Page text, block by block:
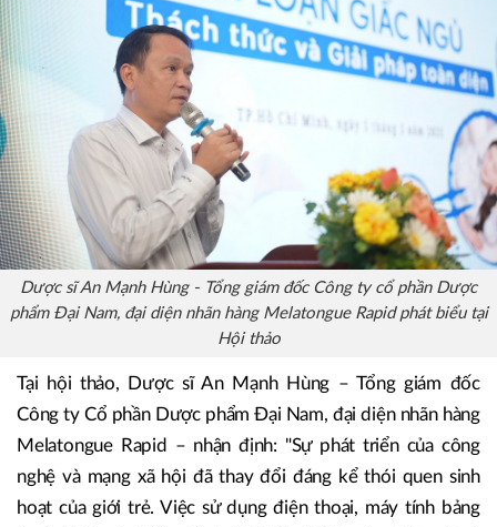
Dược sĩ An Mạnh Hùng - Tổng giám đốc Công ty cổ phần Dược
phẩm Đại Nam, đại diện nhãn hàng Melatongue Rapid phát biểu tại
Hội thảo
Tại hội thảo, Dược sĩ An Mạnh Hùng – Tổng giám đốc
Công ty Cổ phần Dược phẩm Đại Nam, đại diện nhãn hàng
Melatongue Rapid – nhận định: "Sự phát triển của công
nghệ và mạng xã hội đã thay đổi đáng kể thói quen sinh
hoạt của giới trẻ. Việc sử dụng điện thoại, máy tính bảng